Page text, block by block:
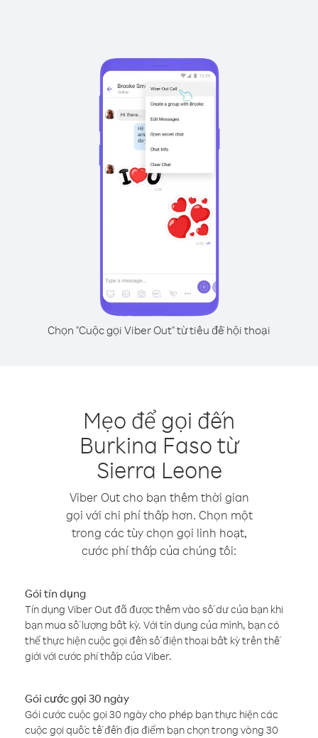
Chọn "Cuộc gọi Viber Out" từ tiêu đề hội thoại
Mẹo để gọi đến
Burkina Faso từ
Sierra Leone
Viber Out cho bạn thêm thời gian
gọi với chi phí thấp hơn. Chọn một
trong các tùy chọn gọi linh hoạt,
cước phí thấp của chúng tôi:
Gói tín dụng
Tín dụng Viber Out đã được thêm vào số dư của bạn khi
bạn mua số lượng bất kỳ. Với tín dụng của mình, bạn có
thể thực hiện cuộc gọi đến số điện thoại bất kỳ trên thế
giới với cước phí thấp của Viber.
Gói cước gọi 30 ngày
Gói cước cuộc gọi 30 ngày cho phép bạn thực hiện các
cuộc gọi quốc tế đến địa điểm bạn chọn trong vòng 30